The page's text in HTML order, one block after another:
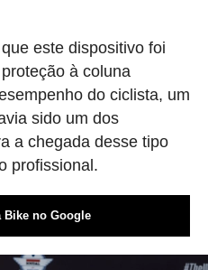
este dispositivo foi
à coluna
do ciclista, um
sido um dos
a chegada desse tipo
profissional.
Bike no Google